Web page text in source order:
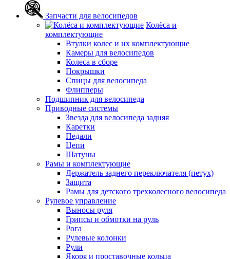
Запчасти для велосипедов
Колёса и
комплектующие
Втулки колес и их комплектующие
Камеры для велосипедов
Колеса в сборе
Покрышки
Спицы для велосипеда
Флипперы
Подшипник для велосипеда
Приводные системы
Звезда для велосипеда задняя
Каретки
Педали
Цепи
Шатуны
Рамы и комплектующие
Держатель заднего переключателя (петух)
Защита
Рамы для детского трехколесного велосипеда
Рулевое управление
Выносы руля
Грипсы и обмотки на руль
Рога
Рулевые колонки
Рули
Якоря и проставочные кольца